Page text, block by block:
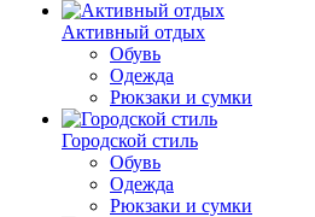
Активный отдых
Обувь
Одежда
Рюкзаки и сумки
Городской стиль
Обувь
Одежда
Рюкзаки и сумки